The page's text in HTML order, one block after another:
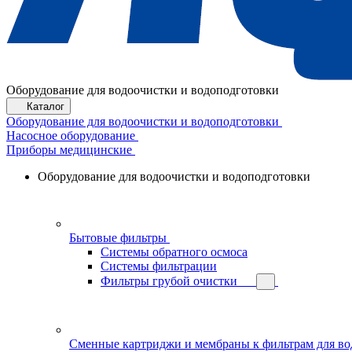
Оборудование для водоочистки и водоподготовки
Каталог
Оборудование для водоочистки и водоподготовки
Насосное оборудование
Приборы медицинские
Оборудование для водоочистки и водоподготовки
Бытовые фильтры
Системы обратного осмоса
Системы фильтрации
Фильтры грубой очистки
Сменные картриджи и мембраны к фильтрам для